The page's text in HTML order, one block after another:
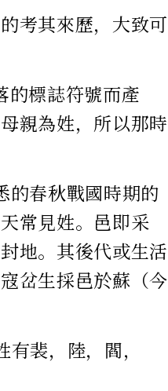
考其來歷，大致可
的標誌符號而產
親為姓，所以那時
的春秋戰國時期的
常見姓。邑即采
地。其後代或生活
岔生採邑於蘇（今
裴，陸，閻，